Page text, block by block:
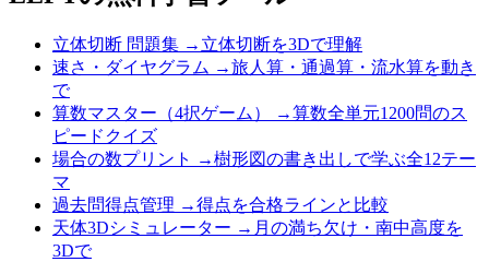
立体切断 問題集 → 立体切断を3Dで理解
速さ・ダイヤグラム →旅人算・通過算・流水算を動き
で
算数マスター（4択ゲーム）
→算数全単元1200問のス
ピードクイズ
場合の数プリント
→樹形図の書き出しで学ぶ全12テー
マ
過去問得点管理 →得点を合格ラインと比較
天体3Dシミュレーター → 月の満ち欠け・南中高度を
3Dで